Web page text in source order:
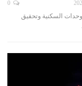
السكنية وتحقيق